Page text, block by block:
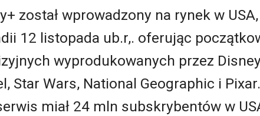
został wprowadzony na rynek w
12 listopada ub.r,. oferując
wyprodukowanych przez
Star Wars, National Geographic i
miał 24 mln subskrybentów w